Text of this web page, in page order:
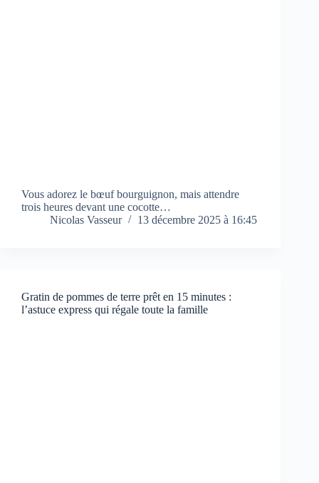
Vous adorez le bœuf bourguignon, mais attendre
trois heures devant une cocotte…
Nicolas Vasseur
13 décembre 2025 à 16:45
Gratin de pommes de terre prêt en 15 minutes :
l’astuce express qui régale toute la famille